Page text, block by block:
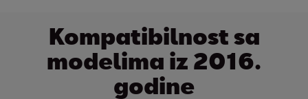
Kompatibilnost sa
modelima iz 2016.
godine